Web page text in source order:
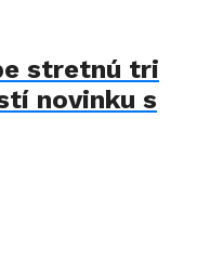
stretnú tri
novinku s